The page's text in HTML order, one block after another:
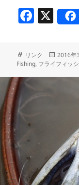
F
e
b
o
X
フ
ォ
マ
ト
リンク
投
稿
2016年
Fishing, フライフィッ